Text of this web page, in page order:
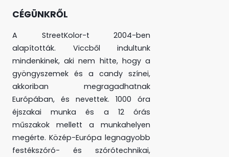
CÉGÜNKRŐL
A StreetKolor-t 2004-ben
alapították. Viccből indultunk
mindenkinek, aki nem hitte, hogy a
gyöngyszemek és a candy színei,
akkoriban megragadhatnak
Európában, és nevettek. 1000 óra
éjszakai munka és a 12 órás
műszakok mellett a munkahelyen
megérte. Közép-Európa legnagyobb
festékszóró- és szórótechnikai,